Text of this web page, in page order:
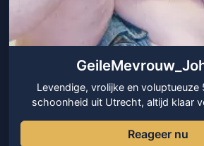
Levendige, vrolijke en
schoonheid uit Utrecht, altijd klaar
Reageer nu